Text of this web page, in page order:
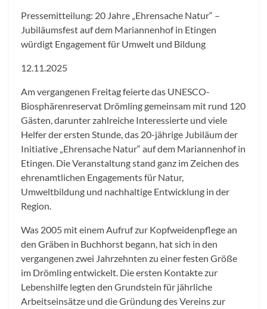
Pressemitteilung: 20 Jahre „Ehrensache Natur“ –
Jubiläumsfest auf dem Mariannenhof in Etingen
würdigt Engagement für Umwelt und Bildung
12.11.2025
Am vergangenen Freitag feierte das UNESCO-
Biosphärenreservat Drömling gemeinsam mit rund 120
Gästen, darunter zahlreiche Interessierte und viele
Helfer der ersten Stunde, das 20-jährige Jubiläum der
Initiative „Ehrensache Natur“ auf dem Mariannenhof in
Etingen. Die Veranstaltung stand ganz im Zeichen des
ehrenamtlichen Engagements für Natur,
Umweltbildung und nachhaltige Entwicklung in der
Region.
Was 2005 mit einem Aufruf zur Kopfweidenpflege an
den Gräben in Buchhorst begann, hat sich in den
vergangenen zwei Jahrzehnten zu einer festen Größe
im Drömling entwickelt. Die ersten Kontakte zur
Lebenshilfe legten den Grundstein für jährliche
Arbeitseinsätze und die Gründung des Vereins zur